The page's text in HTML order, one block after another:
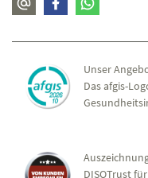
Unser
Das afgis-
DISQTrust